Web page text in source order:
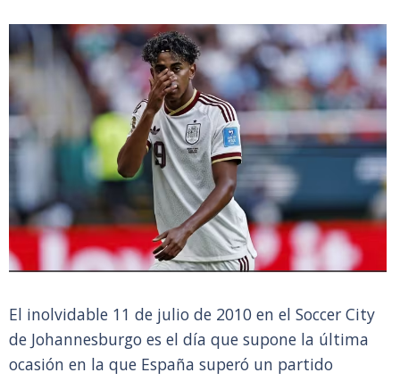
El inolvidable 11 de julio de 2010 en el Soccer City
de Johannesburgo es el día que supone la última
ocasión en la que España superó un partido